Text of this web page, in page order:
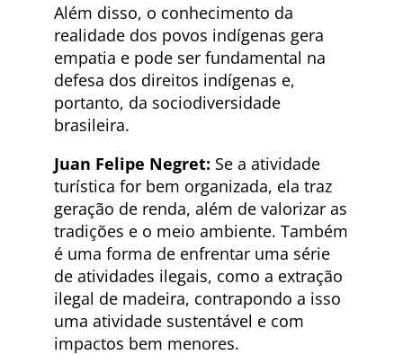
Além disso, o conhecimento da
realidade dos povos indígenas gera
empatia e pode ser fundamental na
defesa dos direitos indígenas e,
portanto, da sociodiversidade
brasileira.
Juan Felipe Negret: Se a atividade
turística for bem organizada, ela traz
geração de renda, além de valorizar as
tradições e o meio ambiente. Também
é uma forma de enfrentar uma série
de atividades ilegais, como a extração
ilegal de madeira, contrapondo a isso
uma atividade sustentável e com
impactos bem menores.